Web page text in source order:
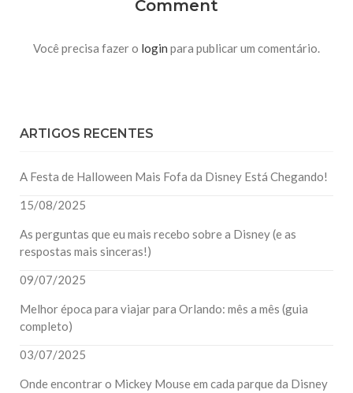
Comment
Você precisa fazer o login para publicar um comentário.
ARTIGOS RECENTES
A Festa de Halloween Mais Fofa da Disney Está Chegando!
15/08/2025
As perguntas que eu mais recebo sobre a Disney (e as
respostas mais sinceras!)
09/07/2025
Melhor época para viajar para Orlando: mês a mês (guia
completo)
03/07/2025
Onde encontrar o Mickey Mouse em cada parque da Disney